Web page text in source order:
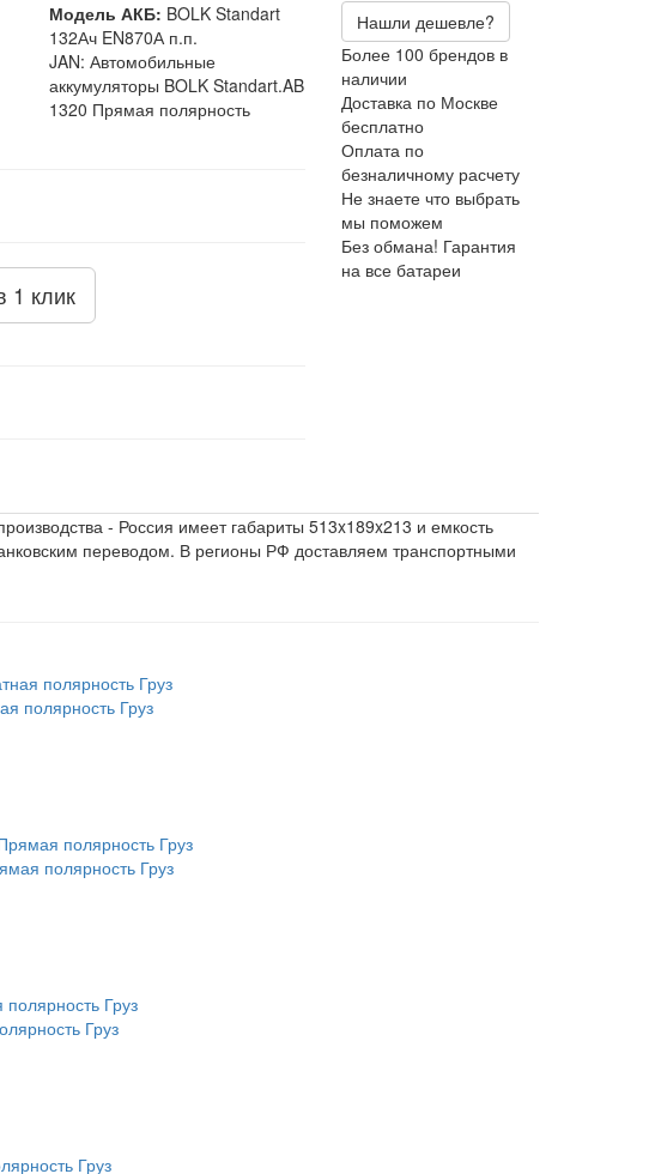
Модель АКБ: BOLK Standart
132Ач EN870А п.п.
JAN: Автомобильные
аккумуляторы BOLK Standart.AB
1320 Прямая полярность
1 клик
Нашли дешевле?
Более 100 брендов в
наличии
Доставка по Москве
бесплатно
Оплата по
безналичному расчету
Не знаете что выбрать
мы поможем
Без обмана! Гарантия
на все батареи
- Россия имеет габариты 513x189x213 и емкость
переводом. В регионы РФ доставляем транспортными
полярность Груз
полярность Груз
Груз